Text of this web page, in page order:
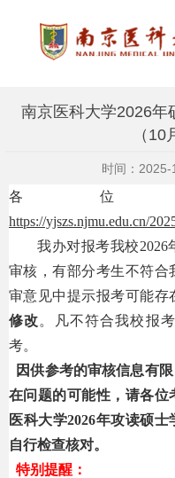
南京医科大学2026年
（10
时间：2025-
各 位
https://yjszs.njmu.edu.cn/
我办对报考我校2026
审核，有部分考生不符合
审意见中提示报考可能存
修改。凡不符合我校报
考。
因供参考的审核信息有
在问题的可能性，请各
医科大学2026年攻读硕士
自行检查核对。
特别提醒：